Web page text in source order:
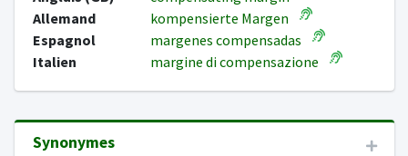
Allemand
kompensierte Margen
Espagnol
margenes compensadas
Italien
margine di compensazione
Synonymes